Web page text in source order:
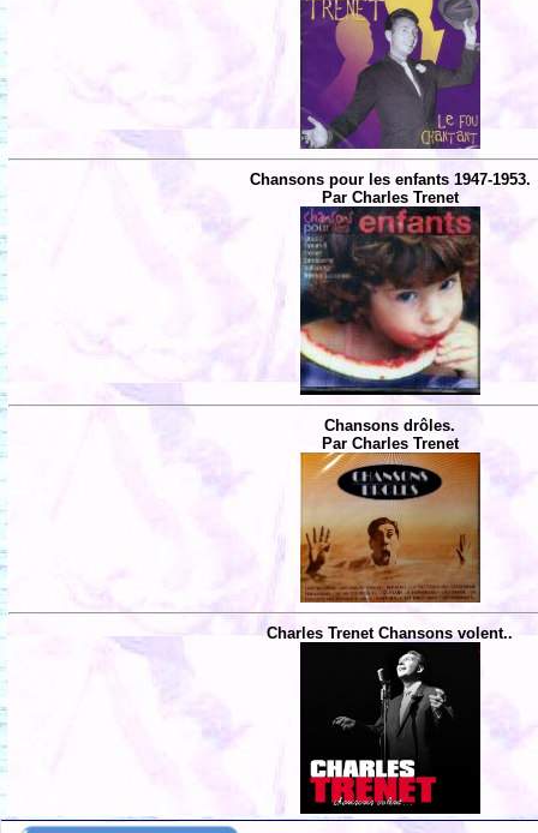
Chansons pour les enfants 1947-1953.
Par Charles Trenet
Chansons drôles.
Par Charles Trenet
Charles Trenet Chansons volent..